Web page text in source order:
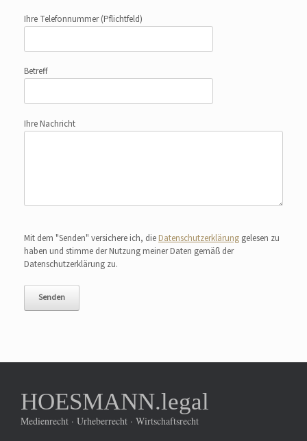
Ihre Telefonnummer(Pflichtfeld)
Betreff
Ihre Nachricht
Mit dem "Senden" versichere ich, die Datenschutzerklärung gelesen zu
haben und stimme der Nutzung meiner Daten gemäß der
Datenschutzerklärung zu.
HOESMANN.legal
Medienrecht · Urheberrecht · Wirtschaftsrecht